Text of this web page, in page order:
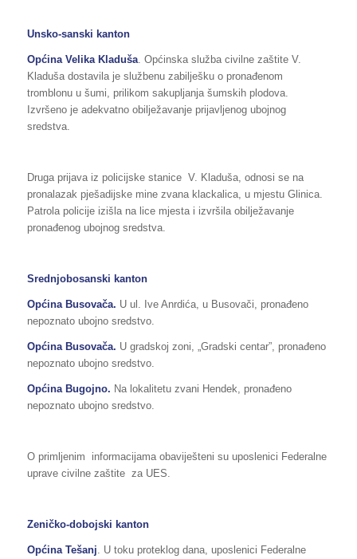
Unsko-sanski kanton
Općina Velika Kladuša. Općinska služba civilne zaštite V.
Kladuša dostavila je službenu zabilješku o pronađenom
tromblonu u šumi, prilikom sakupljanja šumskih plodova.
Izvršeno je adekvatno obilježavanje prijavljenog ubojnog
sredstva.
Druga prijava iz policijske stanice V. Kladuša, odnosi se na
pronalazak pješadijske mine zvana klackalica, u mjestu Glinica.
Patrola policije izišla na lice mjesta i izvršila obilježavanje
pronađenog ubojnog sredstva.
Srednjobosanski kanton
Općina Busovača. U ul. Ive Anrdića, u Busovači, pronađeno
nepoznato ubojno sredstvo.
Općina Busovača. U gradskoj zoni, „Gradski centar”, pronađeno
nepoznato ubojno sredstvo.
Općina Bugojno. Na lokalitetu zvani Hendek, pronađeno
nepoznato ubojno sredstvo.
O primljenim informacijama obaviješteni su uposlenici Federalne
uprave civilne zaštite za UES.
Zeničko-dobojski kanton
Općina Tešanj. U toku proteklog dana, uposlenici Federalne